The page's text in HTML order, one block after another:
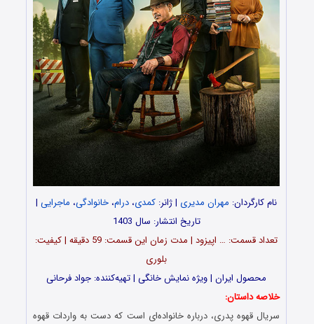
نام کارگردان: مهران مدیری | ژانر: کمدی، درام، خانوادگی، ماجرایی |
تاریخ انتشار: سال 1403
تعداد قسمت‌: … اپیزود | مدت زمان این قسمت: 59 دقیقه | کیفیت:
بلوری
محصول ایران | ویژه نمایش خانگی | تهیه‌کننده: جواد فرحانی
خلاصه داستان:
سریال قهوه پدری، درباره خانواده‌‌ای است که دست به واردات قهوه